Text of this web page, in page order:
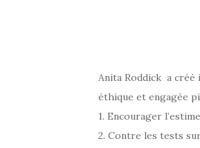
Anita Roddick a
éthique et engagée
1. Encourager
2. Contre les tests